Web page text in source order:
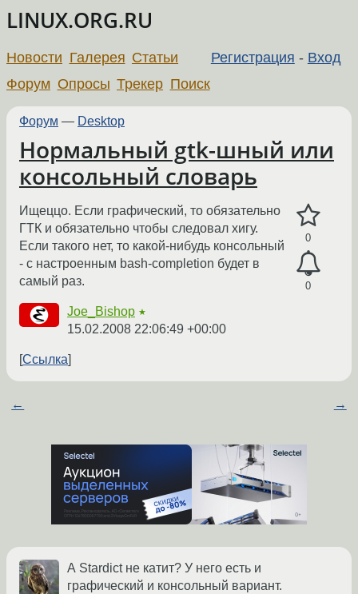
LINUX.ORG.RU
Регистрация - Вход
Новости Галерея Статьи
Форум Опросы Трекер Поиск
Форум — Desktop
Нормальный gtk-шный или
консольный словарь
0
0
Ищеццо. Если графический, то обязательно
ГТК и обязательно чтобы следовал хигу.
Если такого нет, то какой-нибудь консольный
- с настроенным bash-completion будет в
самый раз.
Joe_Bishop ★
15.02.2008 22:06:49 +00:00
Ссылка
← →
А Stardict не катит? У него есть и
графический и консольный вариант.